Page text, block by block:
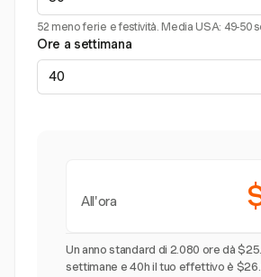
52 meno ferie e festività. Media USA: 49-50
Ore a settimana
All'ora
Un anno standard di 2.080 ore dà
settimane e 40h il tuo effettivo è